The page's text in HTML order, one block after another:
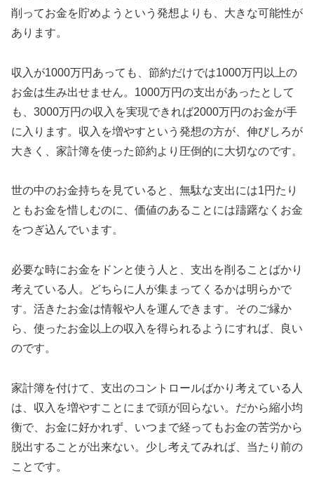
削ってお金を貯めようという発想よりも、大きな可能性が
あります。
収入が1000万円あっても、節約だけでは1000万円以上の
お金は生み出せません。1000万円の支出があったとして
も、3000万円の収入を実現できれば2000万円のお金が手
に入ります。収入を増やすという発想の方が、伸びしろが
大きく、家計簿を使った節約より圧倒的に大切なのです。
世の中のお金持ちを見ていると、無駄な支出には1円たり
ともお金を惜しむのに、価値のあることには躊躇なくお金
をつぎ込んでいます。
必要な時にお金をドンと使う人と、支出を削ることばかり
考えている人。どちらに人が集まってくるかは明らかで
す。活きたお金は情報や人を運んできます。そのご縁か
ら、使ったお金以上の収入を得られるようにすれば、良い
のです。
家計簿を付けて、支出のコントロールばかり考えている人
は、収入を増やすことにまで頭が回らない。だから縮小均
衡で、お金に好かれず、いつまで経ってもお金の苦労から
脱出することが出来ない。少し考えてみれば、当たり前の
ことです。